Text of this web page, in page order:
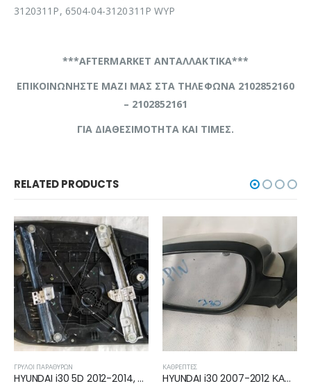
3120311P, 6504-04-3120311P WYP
***AFTERMARKET ΑΝΤΑΛΛΑΚΤΙΚΑ***
ΕΠΙΚΟΙΝΩΝΗΣΤΕ ΜΑΖΙ ΜΑΣ ΣΤΑ ΤΗΛΕΦΩΝΑ 2102852160
– 2102852161
ΓΙΑ ΔΙΑΘΕΣΙΜΟΤΗΤΑ ΚΑΙ ΤΙΜΕΣ.
RELATED PRODUCTS
ΚΑΘΡΈΠΤΕΣ
HYUNDAI i30 2007-2012 ΚΑΘΡΕΠΤΗΣ ΗΛΕΚΤΡΙΚΟΣ ΑΡΙΣΤΕΡΟΣ 5pin 87610-2L200
ΦΑΝΆΡΙΑ ΠΊΣΩ
HYUNDAI ACCENT H/B-L/B 2003-2005 ΦΑΝΟΣ ΠΙΣΩ ΑΡΙΣΤΕΡΟ 92401-25710